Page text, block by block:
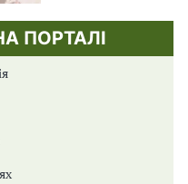
ПОРТАЛІ